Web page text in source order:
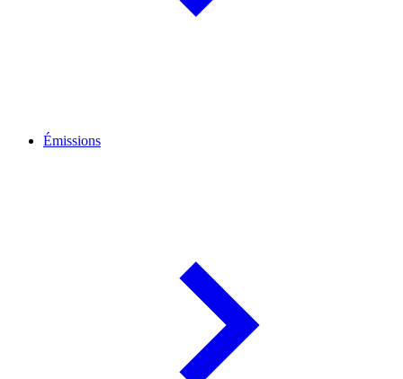
Émissions